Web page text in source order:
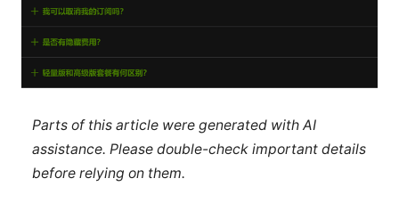
Parts of this article were generated with AI
assistance. Please double-check important details
before relying on them.